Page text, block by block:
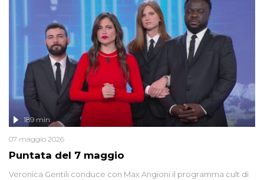
globali e del complottismo che negli ultimi anni hanno invaso
social network, talk show, piazze digitali e immaginario collettivo.
Puntata del 7 maggio
189 min
07 maggio 2026
Veronica Gentili conduce con Max Angioni il programma cult di